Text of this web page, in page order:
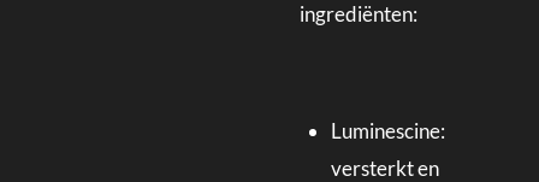
ingrediënten:
Luminescine:
versterkt en